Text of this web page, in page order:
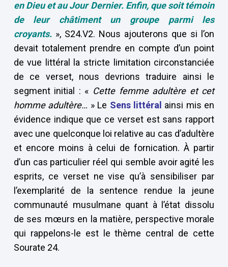
en Dieu et au Jour Dernier. Enfin, que soit témoin
de leur châtiment un groupe parmi les
croyants. », S24.V2. Nous ajouterons que si l’on
devait totalement prendre en compte d’un point
de vue littéral la stricte limitation circonstanciée
de ce verset, nous devrions traduire ainsi le
segment initial : « Cette femme adultère et cet
homme adultère… » Le Sens littéral ainsi mis en
évidence indique que ce verset est sans rapport
avec une quelconque loi relative au cas d’adultère
et encore moins à celui de fornication. À partir
d’un cas particulier réel qui semble avoir agité les
esprits, ce verset ne vise qu’à sensibiliser par
l’exemplarité de la sentence rendue la jeune
communauté musulmane quant à l’état dissolu
de ses mœurs en la matière, perspective morale
qui rappelons-le est le thème central de cette
Sourate 24.